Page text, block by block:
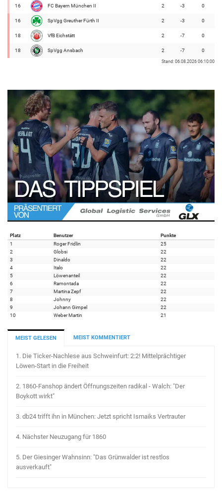
16 FC Bayern München II 2 -3 0
16 SpVgg Greuther Fürth II 2 -3 0
18 VfB Eichstätt 2 -7 0
18 SpVgg Ansbach 2 -7 0
Stand: 06.08.2026 06:10:00
Platz Benutzer
Punkte
1
Roger Fridlin
25
2
Globsi
22
3
Dinaldo
22
4
Italo
22
5
Löwenanteil
22
6
Ramontada
22
7
Martina Zepf
22
8
Johnny
22
9
Johann Gimpel
22
10
Weber Martin 21
MEIST GELESEN MEIST KOMMENTIERT
1. Die Ticker-Nachlese aus Schweinfurt: 2:2! Mittelprächtiger
Löwen-Start in die Freiheit
2. 1860-Fanshop ändert Öffnungszeiten radikal - Walch: "Der
Boykott wirkt"
3. db24 trifft ihn in München: Jetzt spricht Ismaiks Vertrauter
4. Nächster Neuzugang für 1860
5. Der Giesinger Wahnsinn: "Das Grünwalder ist restlos
ausverkauft"